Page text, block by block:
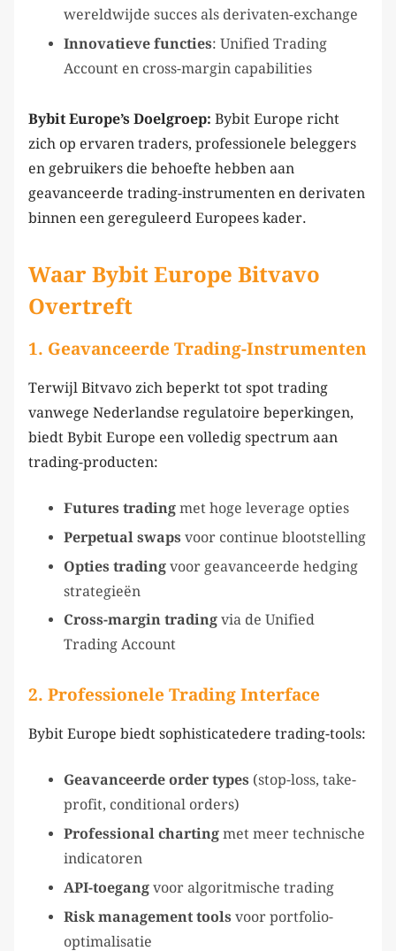
wereldwijde succes als derivaten-exchange
Innovatieve functies: Unified Trading
Account en cross-margin capabilities
Bybit Europe’s Doelgroep: Bybit Europe richt
zich op ervaren traders, professionele beleggers
en gebruikers die behoefte hebben aan
geavanceerde trading-instrumenten en derivaten
binnen een gereguleerd Europees kader.
Waar Bybit Europe Bitvavo
Overtreft
1. Geavanceerde Trading-Instrumenten
Terwijl Bitvavo zich beperkt tot spot trading
vanwege Nederlandse regulatoire beperkingen,
biedt Bybit Europe een volledig spectrum aan
trading-producten:
Futures trading met hoge leverage opties
Perpetual swaps voor continue blootstelling
Opties trading voor geavanceerde hedging
strategieën
Cross-margin trading via de Unified
Trading Account
2. Professionele Trading Interface
Bybit Europe biedt sophisticatedere trading-tools:
Geavanceerde order types (stop-loss, take-
profit, conditional orders)
Professional charting met meer technische
indicatoren
API-toegang voor algoritmische trading
Risk management tools voor portfolio-
optimalisatie